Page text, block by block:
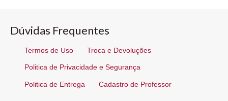
Dúvidas Frequentes
Termos de Uso Troca e Devoluções
Politica de Privacidade e Segurança
Politica de Entrega Cadastro de Professor